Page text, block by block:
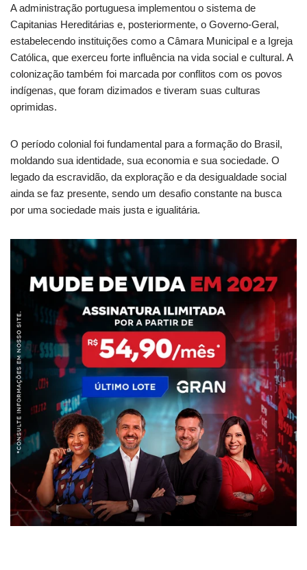
A administração portuguesa implementou o sistema de
Capitanias Hereditárias e, posteriormente, o Governo-Geral,
estabelecendo instituições como a Câmara Municipal e a Igreja
Católica, que exerceu forte influência na vida social e cultural. A
colonização também foi marcada por conflitos com os povos
indígenas, que foram dizimados e tiveram suas culturas
oprimidas.
O período colonial foi fundamental para a formação do Brasil,
moldando sua identidade, sua economia e sua sociedade. O
legado da escravidão, da exploração e da desigualdade social
ainda se faz presente, sendo um desafio constante na busca
por uma sociedade mais justa e igualitária.